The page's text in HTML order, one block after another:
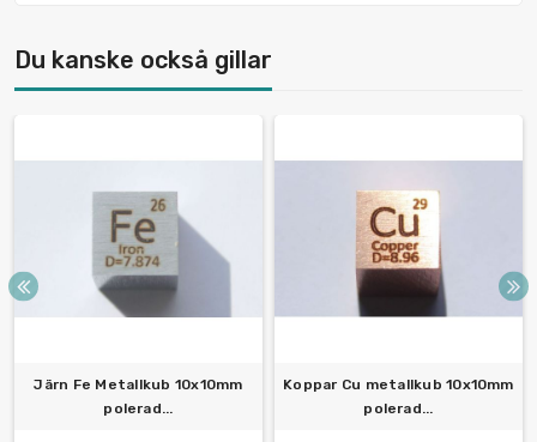
Du kanske också gillar
Järn Fe Metallkub 10x10mm
polerad...
Koppar Cu metallkub 10x10mm
polerad...